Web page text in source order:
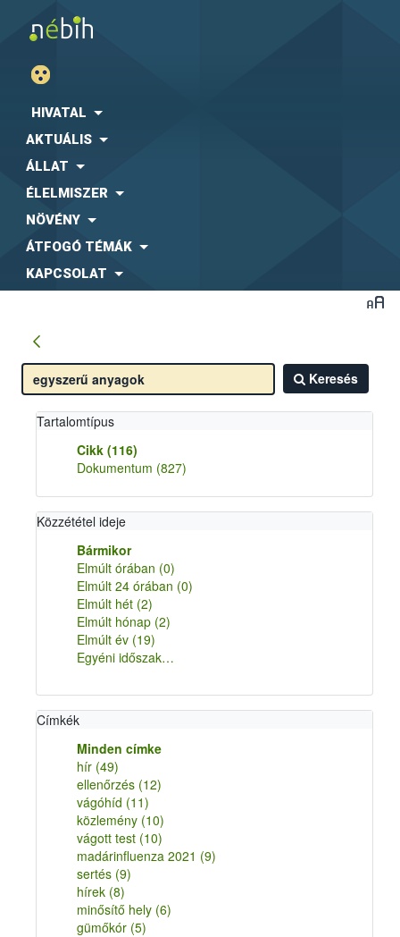
HIVATAL
AKTUÁLIS
ÁLLAT
ÉLELMISZER
NÖVÉNY
ÁTFOGÓ TÉMÁK
KAPCSOLAT
Keresés
Tartalomtípus
Cikk (116)
Dokumentum (827)
Közzététel ideje
Bármikor
Elmúlt órában (0)
Elmúlt 24 órában (0)
Elmúlt hét (2)
Elmúlt hónap (2)
Elmúlt év (19)
Egyéni időszak…
Címkék
Minden címke
hír (49)
ellenőrzés (12)
vágóhíd (11)
közlemény (10)
vágott test (10)
madárinfluenza 2021 (9)
sertés (9)
hírek (8)
minősítő hely (6)
gümőkór (5)